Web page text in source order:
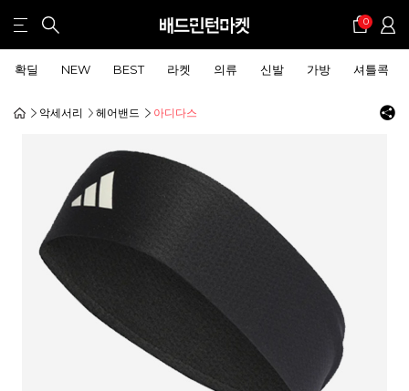
0
확딜 NEW BEST 라켓 의류 신발 가방 셔틀콕
악세서리 헤어밴드 아디다스